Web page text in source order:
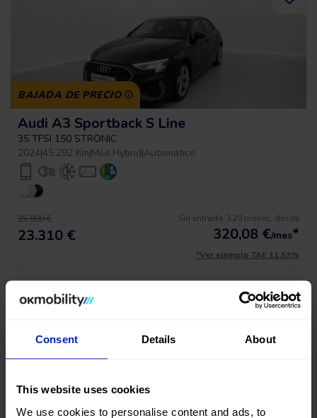
Consent Details About
This website uses cookies
We use cookies to personalise content and ads, to
BAJADA DE PRECIO
Audi A3 Sportback S Line
35 TFSI 150 STRONIC
2024|45.292 Km|Mild Hybrid|Automático
25.900 €
23.310 €
Sin entrada, 120 meses, desde
320,08 €/mes*
*Ver ejemplo TAE 11,53%